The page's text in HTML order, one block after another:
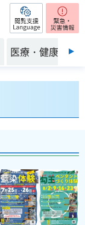
閲覧支援
医療・健康・福